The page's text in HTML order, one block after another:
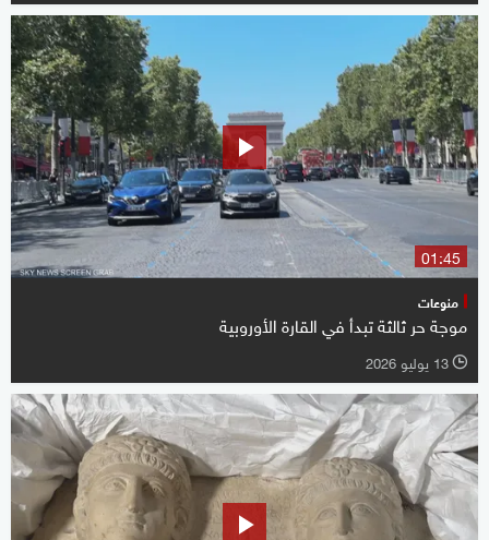
01:45
منوعات
موجة حر ثالثة تبدأ في القارة الأوروبية
l 13 يوليو 2026